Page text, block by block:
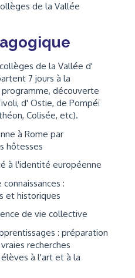
de la Vallée
de la Vallée d'
7 jours à la
découverte
d' Ostie, de Pompéï
Colisée, etc).
à Rome par
hôtesses
à l'identité européenne
:
et historiques
de vie collective
: préparation
recherches
à l'art et à la